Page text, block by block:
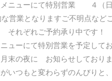
ューにて特別営業 ４（
業となりますご不明点など
それぞれご予約承り中です
ーにて特別営業を予定してお
末の夜に お知らせしており
つもと変わらずのんびりと